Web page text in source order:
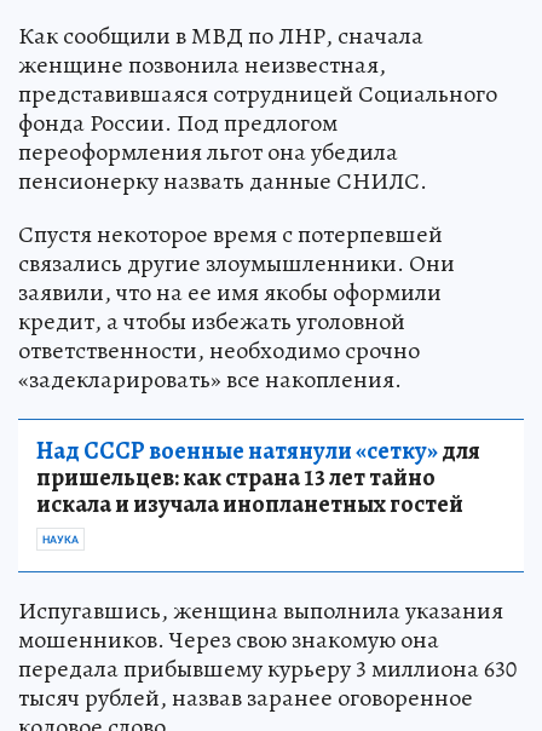
Как сообщили в МВД по ЛНР, сначала
женщине позвонила неизвестная,
представившаяся сотрудницей Социального
фонда России. Под предлогом
переоформления льгот она убедила
пенсионерку назвать данные СНИЛС.
Спустя некоторое время с потерпевшей
связались другие злоумышленники. Они
заявили, что на ее имя якобы оформили
кредит, а чтобы избежать уголовной
ответственности, необходимо срочно
«задекларировать» все накопления.
Над СССР военные натянули «сетку»для
пришельцев: как страна 13 лет тайно
искала и изучала инопланетных гостей
НАУКА
Испугавшись, женщина выполнила указания
мошенников. Через свою знакомую она
передала прибывшему курьеру 3 миллиона 630
тысяч рублей, назвав заранее оговоренное